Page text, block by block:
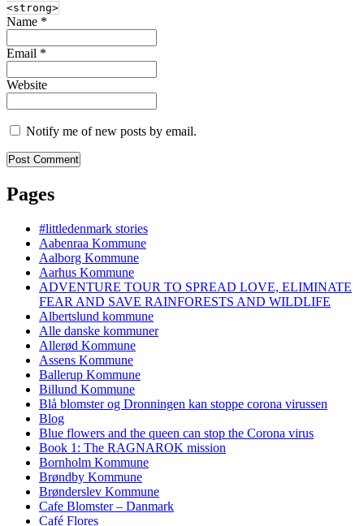
<strong>
Name *
Email *
Website
Notify me of new posts by email.
Pages
#littledenmark stories
Aabenraa Kommune
Aalborg Kommune
Aarhus Kommune
ADVENTURE TOUR TO SPREAD LOVE, ELIMINATE
FEAR AND SAVE RAINFORESTS AND WILDLIFE
Albertslund kommune
Alle danske kommuner
Allerød Kommune
Assens Kommune
Ballerup Kommune
Billund Kommune
Blå blomster og Dronningen kan stoppe corona virussen
Blog
Blue flowers and the queen can stop the Corona virus
Book 1: The RAGNAROK mission
Bornholm Kommune
Brøndby Kommune
Brønderslev Kommune
Cafe Blomster – Danmark
Café Flores